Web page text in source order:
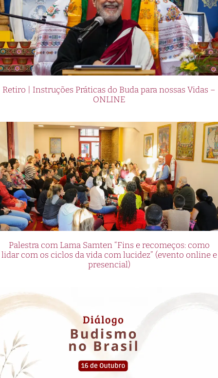
Retiro | Instruções Práticas do Buda para nossas Vidas –
ONLINE
Palestra com Lama Samten “Fins e recomeços: como
lidar com os ciclos da vida com lucidez” (evento online e
presencial)